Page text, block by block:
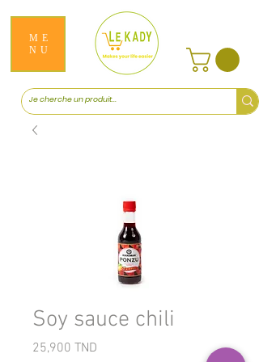
ME
NU
Soy sauce chili
25,900 TND